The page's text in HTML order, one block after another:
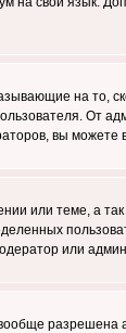
на
От
вы можете
или теме, а
или